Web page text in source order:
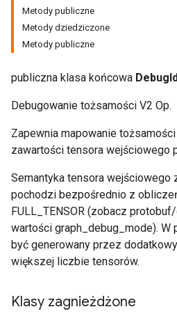
Metody publiczne
Metody dziedziczone
Metody publiczne
publiczna klasa końcowa
Debugowanie tożsamości V2 Op.
Zapewnia mapowanie
zawartości tensora wejściowego
Semantyka tensora
pochodzi bezpośrednio z
FULL_TENSOR (zobacz
wartości graph_debug_mode).
być generowany przez
większej liczbie tensorów.
Klasy zagnieżdżone